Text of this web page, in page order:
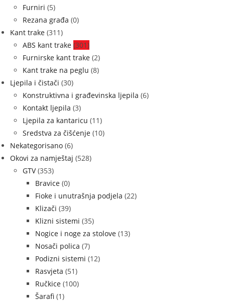
Furniri (5)
Rezana građa (0)
Kant trake (311)
ABS kant trake (301)
Furnirske kant trake (2)
Kant trake na peglu (8)
Ljepila i čistači (30)
Konstruktivna i građevinska ljepila (6)
Kontakt ljepila (3)
Ljepila za kantaricu (11)
Sredstva za čišćenje (10)
Nekategorisano (6)
Okovi za namještaj (528)
GTV (353)
Bravice (0)
Fioke i unutrašnja podjela (22)
Klizači (39)
Klizni sistemi (35)
Nogice i noge za stolove (13)
Nosači polica (7)
Podizni sistemi (12)
Rasvjeta (51)
Ručkice (100)
Šarafi (1)